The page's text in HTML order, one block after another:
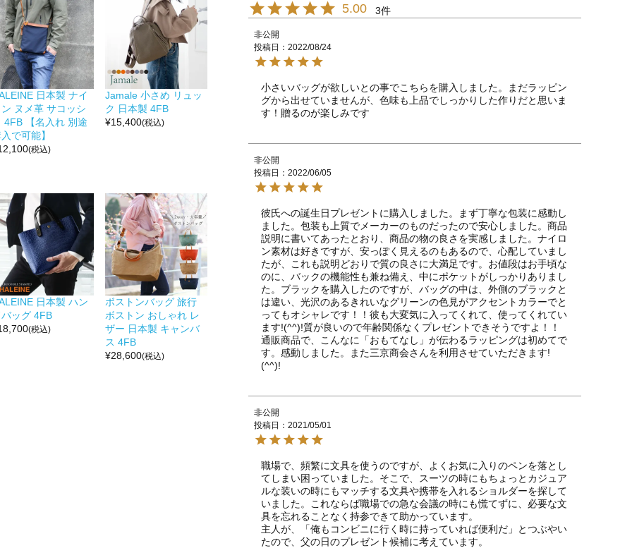
日本製 ナイ
ヌメ革 サコッシ
4FB 【名入れ 別途
で可能】
(税込)
Jamale 小さめ リュッ
ク 日本製 4FB
¥15,400(税込)
日本製 ハン
ッグ 4FB
(税込)
ボストンバッグ 旅行
ボストン おしゃれ レ
ザー 日本製 キャンバ
ス 4FB
¥28,600(税込)
5.00 3
非公開
投稿日
2022/08/24
小さいバッグが欲しいとの事でこちらを購入しました。まだラッピン
グから出せていませんが、色味も上品でしっかりした作りだと思いま
す！贈るのが楽しみです
非公開
投稿日
2022/06/05
彼氏への誕生日プレゼントに購入しました。まず丁寧な包装に感動し
ました。包装も上質でメーカーのものだったので安心しました。商品
説明に書いてあったとおり、商品の物の良さを実感しました。ナイロ
ン素材は好きですが、安っぽく見えるのもあるので、心配していまし
たが、これも説明どおりで質の良さに大満足です。お値段はお手頃な
のに、バックの機能性も兼ね備え、中にポケットがしっかりありまし
た。ブラックを購入したのですが、バッグの中は、外側のブラックと
は違い、光沢のあるきれいなグリーンの色見がアクセントカラーでと
ってもオシャレです！！彼も大変気に入ってくれて、使ってくれてい
ます!(^^)!質が良いので年齢関係なくプレゼントできそうですよ！！
通販商品で、こんなに「おもてなし」が伝わるラッピングは初めてで
す。感動しました。また三京商会さんを利用させていただきます!
(^^)!
非公開
投稿日
2021/05/01
職場で、頻繁に文具を使うのですが、よくお気に入りのペンを落とし
てしまい困っていました。そこで、スーツの時にもちょっとカジュア
ルな装いの時にもマッチする文具や携帯を入れるショルダーを探して
いました。これならば職場での急な会議の時にも慌てずに、必要な文
具を忘れることなく持参できて助かっています。
主人が、「俺もコンビニに行く時に持っていれば便利だ」とつぶやい
たので、父の日のプレゼント候補に考えています。